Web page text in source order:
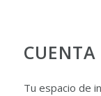
Tu espacio de